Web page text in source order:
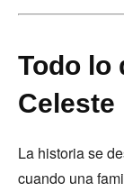
Todo lo
Celeste
La historia se
cuando una